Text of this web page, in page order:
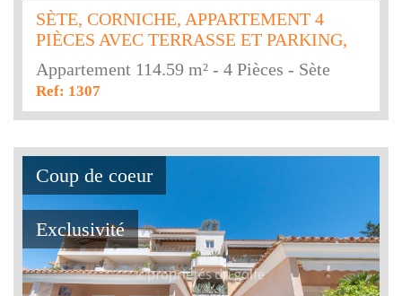
SÈTE, CORNICHE, APPARTEMENT 4
PIÈCES AVEC TERRASSE ET PARKING,
Appartement 114.59 m² - 4 Pièces - Sète
Ref: 1307
Exclusivité
Coup de coeur